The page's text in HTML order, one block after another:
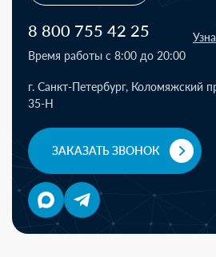
8 800 755 42 25
Время работы с 8:00 до 20:00
г. Санкт-Петербург, Коломяжский
35-Н
ЗАКАЗАТЬ ЗВОНОК